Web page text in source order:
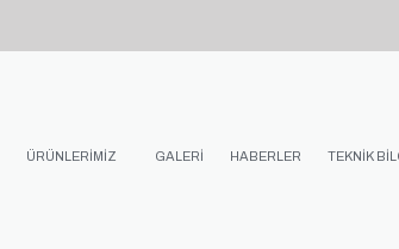
ÜRÜNLERIMIZ GALERI HABERLER
TEKNIK